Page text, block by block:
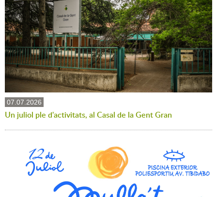
07.07.2026
Un juliol ple d'activitats, al Casal de la Gent Gran